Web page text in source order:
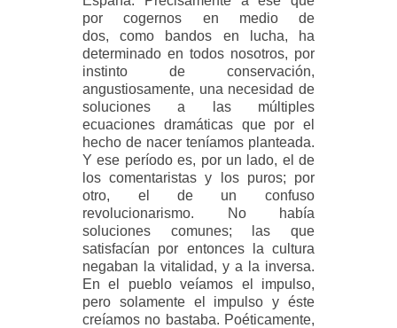
por cogernos en medio de
dos, como bandos en lucha, ha
determinado en todos nosotros, por
instinto de conservación,
angustiosamente, una necesidad de
soluciones a las múltiples
ecuaciones dramáticas que por el
hecho de nacer teníamos planteada.
Y ese período es, por un lado, el de
los comentaristas y los puros; por
otro, el de un confuso
revolucionarismo. No había
soluciones comunes; las que
satisfacían por entonces la cultura
negaban la vitalidad, y a la inversa.
En el pueblo veíamos el impulso,
pero solamente el impulso y éste
creíamos no bastaba. Poéticamente,